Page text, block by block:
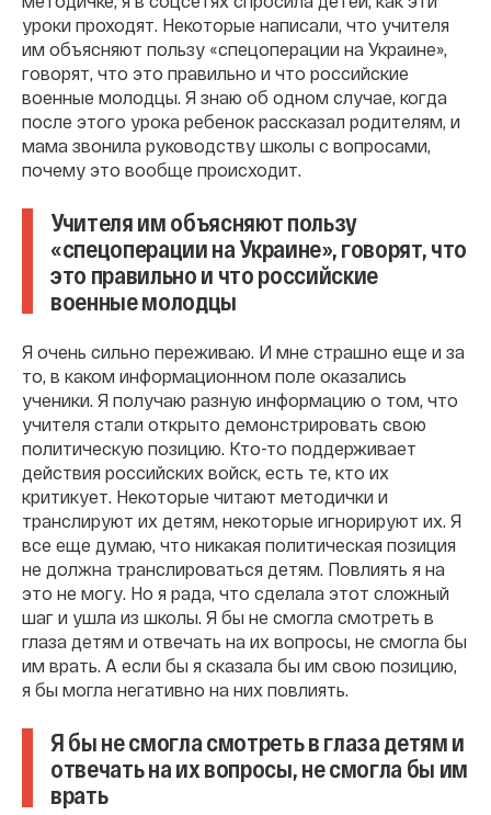
уроки проходят. Некоторые написали, что учителя
им объясняют пользу «спецоперации на Украине»,
говорят, что это правильно и что российские
военные молодцы. Я знаю об одном случае, когда
после этого урока ребенок рассказал родителям, и
мама звонила руководству школы с вопросами,
почему это вообще происходит.
Учителя им объясняют пользу
«спецоперации на Украине», говорят, что
это правильно и что российские
военные молодцы
Я очень сильно переживаю. И мне страшно еще и за
то, в каком информационном поле оказались
ученики. Я получаю разную информацию о том, что
учителя стали открыто демонстрировать свою
политическую позицию. Кто-то поддерживает
действия российских войск, есть те, кто их
критикует. Некоторые читают методички и
транслируют их детям, некоторые игнорируют их. Я
все еще думаю, что никакая политическая позиция
не должна транслироваться детям. Повлиять я на
это не могу. Но я рада, что сделала этот сложный
шаг и ушла из школы. Я бы не смогла смотреть в
глаза детям и отвечать на их вопросы, не смогла бы
им врать. А если бы я сказала бы им свою позицию,
я бы могла негативно на них повлиять.
Я бы не смогла смотреть в глаза детям и
отвечать на их вопросы, не смогла бы им
врать